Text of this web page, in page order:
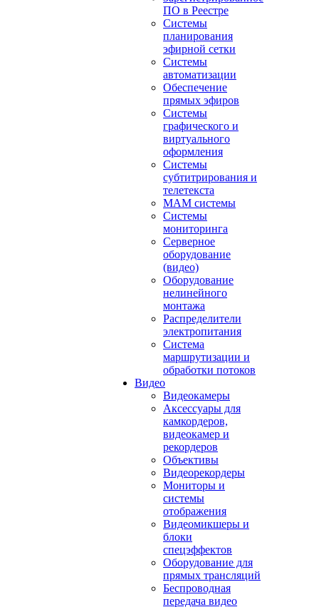
ПО в Реестре
Системы
планирования
эфирной сетки
Системы
автоматизации
Обеспечение
прямых эфиров
Системы
графического и
виртуального
оформления
Системы
субтитрирования и
телетекста
MAM системы
Системы
мониторинга
Серверное
оборудование
(видео)
Оборудование
нелинейного
монтажа
Распределители
электропитания
Система
маршрутизации и
обработки потоков
Видео
Видеокамеры
Аксессуары для
камкордеров,
видеокамер и
рекордеров
Объективы
Видеорекордеры
Мониторы и
системы
отображения
Видеомикшеры и
блоки
спецэффектов
Оборудование для
прямых трансляций
Беспроводная
передача видео